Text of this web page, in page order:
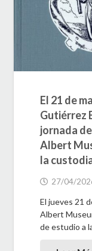
El 21 de
Gutiérrez
jornada
Albert
la
27/04/
El jueves 21
Albert
de estudio a